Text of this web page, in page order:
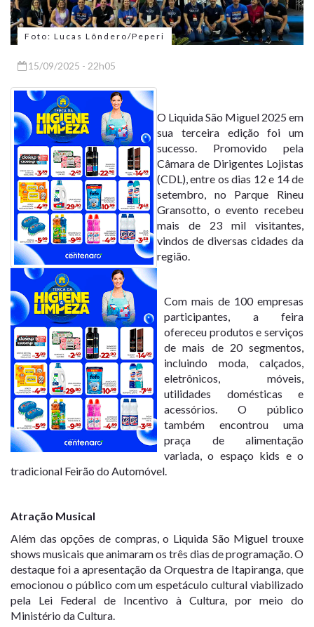
Foto: Lucas Lôndero/Peperi
15/09/2025 - 22h05
O Liquida São Miguel 2025 em
sua terceira edição foi um
sucesso. Promovido pela
Câmara de Dirigentes Lojistas
(CDL), entre os dias 12 e 14 de
setembro, no Parque Rineu
Gransotto, o evento recebeu
mais de 23 mil visitantes,
vindos de diversas cidades da
região.
Com mais de 100 empresas
participantes, a feira
ofereceu produtos e serviços
de mais de 20 segmentos,
incluindo moda, calçados,
eletrônicos, móveis,
utilidades domésticas e
acessórios. O público
também encontrou uma
praça de alimentação
variada, o espaço kids e o
tradicional Feirão do Automóvel.
Atração Musical
Além das opções de compras, o Liquida São Miguel trouxe
shows musicais que animaram os três dias de programação. O
destaque foi a apresentação da Orquestra de Itapiranga, que
emocionou o público com um espetáculo cultural viabilizado
pela Lei Federal de Incentivo à Cultura, por meio do
Ministério da Cultura.